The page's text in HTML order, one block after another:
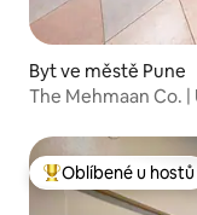
Byt ve městě Pune
The Mehmaan Co.
Nejlepší v kategorii
Oblíbené u hostů